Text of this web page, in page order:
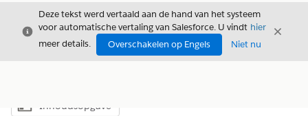
Sluiten
Deze tekst werd vertaald aan de hand van het systeem
voor automatische vertaling van Salesforce. U vindt hier
meer details.
Overschakelen op Engels Niet nu
Sluiten
Inhoudsopgave weergeven
Inhoudsopgave